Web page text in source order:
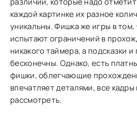
каждой картинке их разное
уникальны. Фишка же игры в
испытают ограничений в
никакого таймера, а подсказки
бесконечны. Однако, есть
фишки, облегчающие
впечатляет деталями, все
рассмотреть.